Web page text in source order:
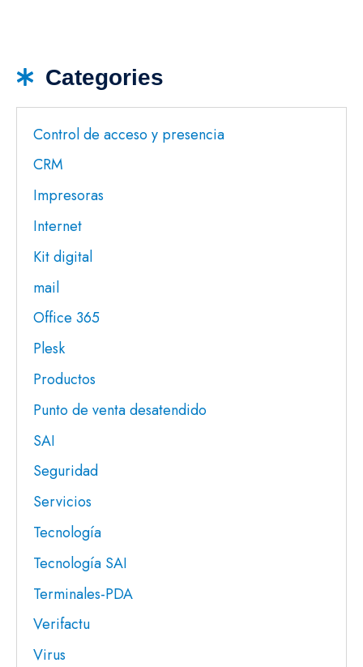
Categories
Control de acceso y presencia
CRM
Impresoras
Internet
Kit digital
mail
Office 365
Plesk
Productos
Punto de venta desatendido
SAI
Seguridad
Servicios
Tecnología
Tecnología SAI
Terminales-PDA
Verifactu
Virus